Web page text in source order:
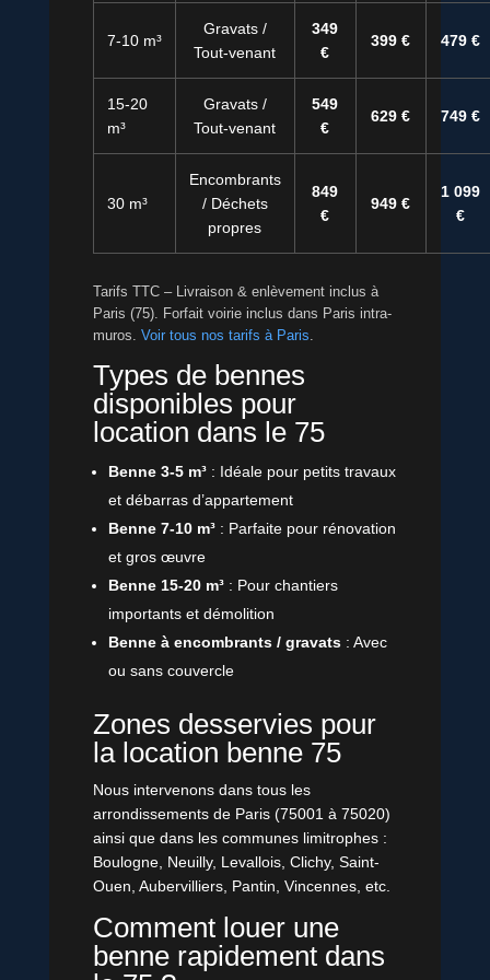
7-10 m³
Gravats /
Tout-venant
349
€
399 € 479 €
15-20
m³
Gravats /
Tout-venant
549
€
629 € 749 €
30 m³
Encombrants
/ Déchets
propres
849
€
949 €
1 099
€
Tarifs TTC – Livraison & enlèvement inclus à
Paris (75). Forfait voirie inclus dans Paris intra-
muros. Voir tous nos tarifs à Paris.
Types de bennes
disponibles pour
location dans le 75
Benne 3-5 m³: Idéale pour petits travaux
et débarras d’appartement
Benne 7-10 m³: Parfaite pour rénovation
et gros œuvre
Benne 15-20 m³: Pour chantiers
importants et démolition
Benne à encombrants / gravats: Avec
ou sans couvercle
Zones desservies pour
la location benne 75
Nous intervenons dans tous les
arrondissements de Paris (75001 à 75020)
ainsi que dans les communes limitrophes :
Boulogne, Neuilly, Levallois, Clichy, Saint-
Ouen, Aubervilliers, Pantin, Vincennes, etc.
Comment louer une
benne rapidement dans